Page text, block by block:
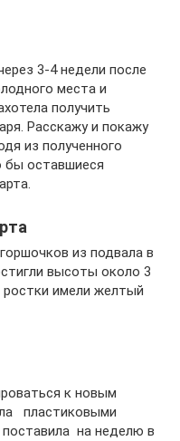
3-4 недели после
места и
получить
Расскажу и покажу
из полученного
бы оставшиеся
из подвала в
высоты около 3
имели желтый
к новым
пластиковыми
на неделю в